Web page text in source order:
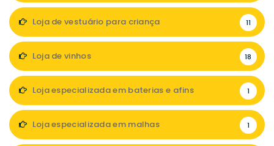
Loja de vestuário para criança 11
Loja de vinhos 18
Loja especializada em baterias e afins 1
Loja especializada em malhas 1